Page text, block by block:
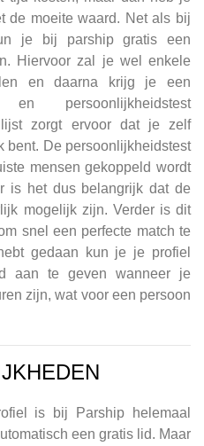
de moeite waard. Net als bij
je bij parship gratis een
Hiervoor zal je wel enkele
en daarna krijg je een
persoonlijkheidstest
zorgt ervoor dat je zelf
bent. De persoonlijkheidstest
mensen gekoppeld wordt
is het dus belangrijk dat de
mogelijk zijn. Verder is dit
snel een perfecte match te
gedaan kun je je profiel
aan te geven wanneer je
zijn, wat voor een persoon
is bij Parship helemaal
een gratis lid. Maar